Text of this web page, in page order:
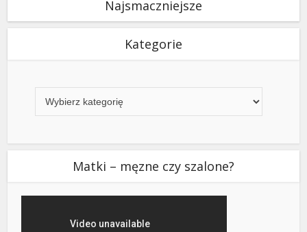
Najsmaczniejsze
Kategorie
Matki – męzne czy szalone?